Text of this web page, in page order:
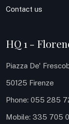
Contact us
HQ 1 -
Piazza De'
50125 Firenze
Phone: 055 285
Mobile: 335 705